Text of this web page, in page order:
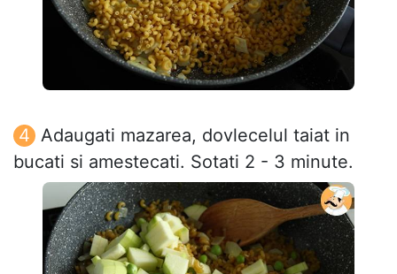
Adaugati mazarea, dovlecelul taiat in
bucati si amestecati. Sotati 2 - 3 minute.